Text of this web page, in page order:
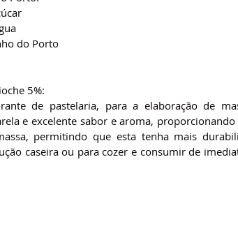
do Porto
5%:
de pastelaria, para a elaboração de
e excelente sabor e aroma,
permitindo que esta tenha mais
caseira ou para cozer e consumir de